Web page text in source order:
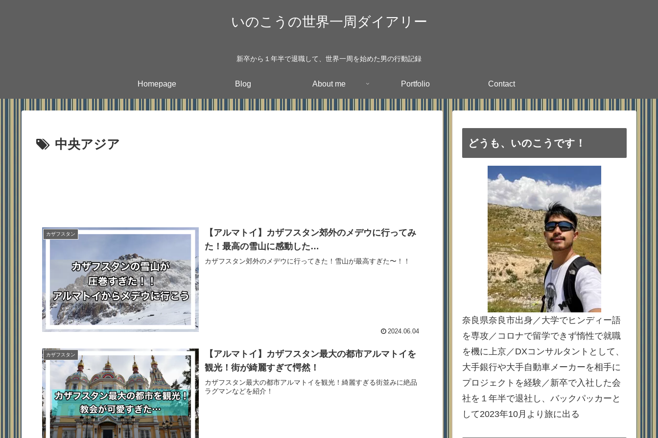
いのこうの世界一周ダイアリー
新卒から１年半で退職して、世界一周を始めた男の行動記録
Homepage Blog About me Portfolio Contact
中央アジア
カザフスタン
【アルマトイ】カザフスタン郊外のメデウに行ってみ
た！最高の雪山に感動した…
カザフスタン郊外のメデウに行ってきた！雪山が最高すぎた〜！！
2024.06.04
カザフスタン
【アルマトイ】カザフスタン最大の都市アルマトイを
観光！街が綺麗すぎて愕然！
カザフスタン最大の都市アルマトイを観光！綺麗すぎる街並みに絶品
ラグマンなどを紹介！
どうも、いのこうです！
奈良県奈良市出身／大学でヒンディー語
を専攻／コロナで留学できず惰性で就職
を機に上京／DXコンサルタントとして、
大手銀行や大手自動車メーカーを相手に
プロジェクトを経験／新卒で入社した会
社を１年半で退社し、バックパッカーと
して2023年10月より旅に出る